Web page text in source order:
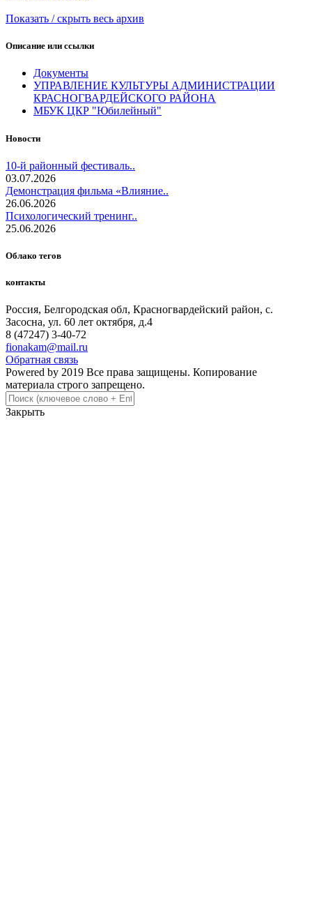
Показать / скрыть весь архив
Описание или ссылки
Документы
УПРАВЛЕНИЕ КУЛЬТУРЫ АДМИНИСТРАЦИИ
КРАСНОГВАРДЕЙСКОГО РАЙОНА
МБУК ЦКР "Юбилейный"
Новости
10-й районный фестиваль..
03.07.2026
Демонстрация фильма «Влияние..
26.06.2026
Психологический тренинг..
25.06.2026
Облако тегов
контакты
Россия, Белгородская обл, Красногвардейский район, с.
Засосна, ул. 60 лет октября, д.4
8 (47247) 3-40-72
fionakam@mail.ru
Обратная связь
Powered by 2019 Все права защищены. Копирование
материала строго запрещено.
Закрыть